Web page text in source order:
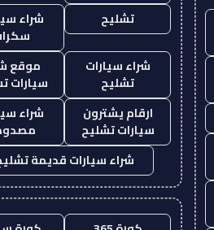
تشليح
شراء
شراء سيارات
تشليح
موقع
سيارات
ارقام يشترون
سيارات تشليح
شراء
شراء سيارات قديمة